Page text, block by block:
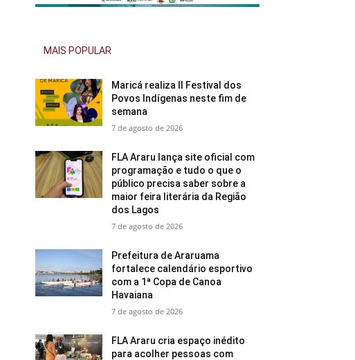
MAIS POPULAR
Maricá realiza II Festival dos
Povos Indígenas neste fim de
semana
7 de agosto de 2026
FLA Araru lança site oficial com
programação e tudo o que o
público precisa saber sobre a
maior feira literária da Região
dos Lagos
7 de agosto de 2026
Prefeitura de Araruama
fortalece calendário esportivo
com a 1ª Copa de Canoa
Havaiana
7 de agosto de 2026
FLA Araru cria espaço inédito
para acolher pessoas com